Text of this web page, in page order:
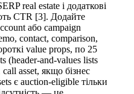
real estate і додаткові
CTR [3]. Додайте
або campaign
contact, comparison,
value props, по 25
(header-and-values lists
asset, якщо бізнес
є auction-eligible тільки